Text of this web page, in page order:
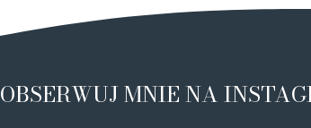
OBSERWUJ MNIE NA